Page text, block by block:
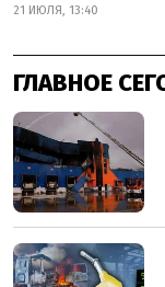
21 ИЮЛЯ, 13:40
ГЛАВНОЕ